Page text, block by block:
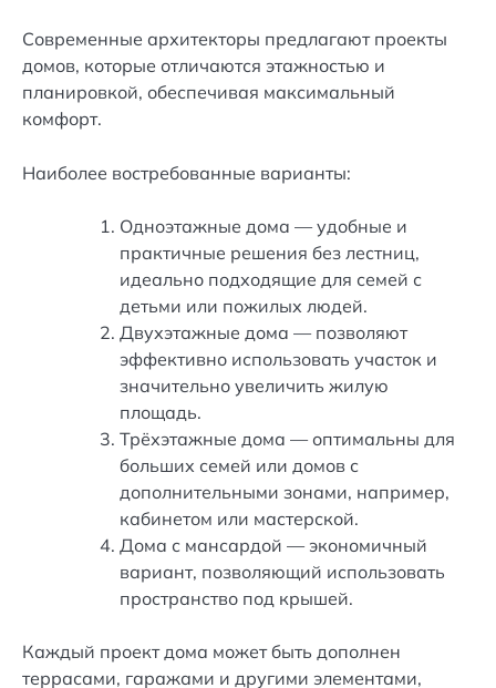
Современные архитекторы предлагают проекты
домов, которые отличаются этажностью и
планировкой, обеспечивая максимальный
комфорт.
Наиболее востребованные варианты:
Одноэтажные дома — удобные и
практичные решения без лестниц,
идеально подходящие для семей с
детьми или пожилых людей.
Двухэтажные дома — позволяют
эффективно использовать участок и
значительно увеличить жилую
площадь.
Трёхэтажные дома — оптимальны для
больших семей или домов с
дополнительными зонами, например,
кабинетом или мастерской.
Дома с мансардой — экономичный
вариант, позволяющий использовать
пространство под крышей.
Каждый проект дома может быть дополнен
террасами, гаражами и другими элементами,